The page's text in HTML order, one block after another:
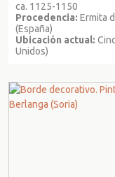
ca. 1125-1150
Procedencia: Ermita
(España)
Ubicación actual:
Unidos)